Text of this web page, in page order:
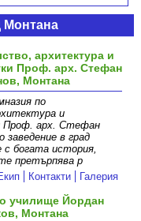
Монтана
архитектура и
Проф. арх. Стефан
Монтана
по
и
Проф. арх. Стефан
в град
богата история,
претърпява р
Контакти Галерия
училище Йордан
Монтана